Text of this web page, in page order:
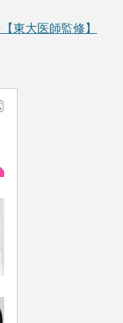
東大医師監修】